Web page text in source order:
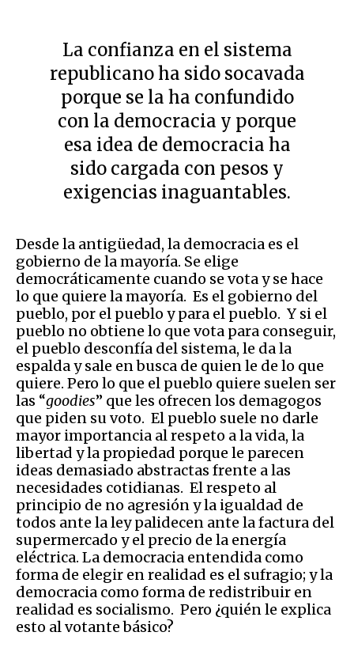
La confianza en el sistema
republicano ha sido socavada
porque se la ha confundido
con la democracia y porque
esa idea de democracia ha
sido cargada con pesos y
exigencias inaguantables.
Desde la antigüedad, la democracia es el
gobierno de la mayoría. Se elige
democráticamente cuando se vota y se hace
lo que quiere la mayoría. Es el gobierno del
pueblo, por el pueblo y para el pueblo. Y si el
pueblo no obtiene lo que vota para conseguir,
el pueblo desconfía del sistema, le da la
espalda y sale en busca de quien le de lo que
quiere. Pero lo que el pueblo quiere suelen ser
las “goodies” que les ofrecen los demagogos
que piden su voto. El pueblo suele no darle
mayor importancia al respeto a la vida, la
libertad y la propiedad porque le parecen
ideas demasiado abstractas frente a las
necesidades cotidianas. El respeto al
principio de no agresión y la igualdad de
todos ante la ley palidecen ante la factura del
supermercado y el precio de la energía
eléctrica. La democracia entendida como
forma de elegir en realidad es el sufragio; y la
democracia como forma de redistribuir en
realidad es socialismo. Pero ¿quién le explica
esto al votante básico?